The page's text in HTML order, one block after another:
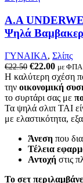
A.A
Ψηλά
ΓΥΝΑΙΚΑ, Σλίπς
€22.50 Original
price
was:
€22.50.
€22.00Η
τιμή
είναι:
€22.00.
με ΦΠΑ
Η καλύτερη σχέση
την οικονομική
το συρτάρι σας με
Τα ψηλά σλιπ TAI
με ελαστικότητα,
Άνεση που
Τέλεια
Αντοχή στις
Το σετ